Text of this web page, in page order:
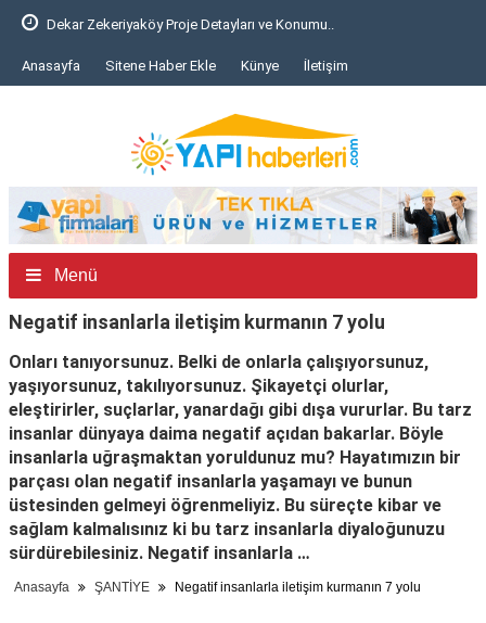
Dekar Zekeriyaköy Proje Detayları ve Konumu..
Anasayfa Sitene Haber Ekle Künye İletişim
Menü
Negatif insanlarla iletişim kurmanın 7 yolu
Onları tanıyorsunuz. Belki de onlarla çalışıyorsunuz,
yaşıyorsunuz, takılıyorsunuz. Şikayetçi olurlar,
eleştirirler, suçlarlar, yanardağı gibi dışa vururlar. Bu tarz
insanlar dünyaya daima negatif açıdan bakarlar. Böyle
insanlarla uğraşmaktan yoruldunuz mu? Hayatımızın bir
parçası olan negatif insanlarla yaşamayı ve bunun
üstesinden gelmeyi öğrenmeliyiz. Bu süreçte kibar ve
sağlam kalmalısınız ki bu tarz insanlarla diyaloğunuzu
sürdürebilesiniz. Negatif insanlarla …
Anasayfa ŞANTİYE Negatif insanlarla iletişim kurmanın 7 yolu